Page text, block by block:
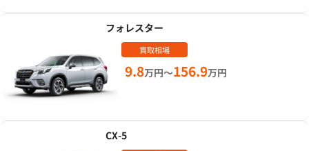
フォレスター
買取相場
9.8万円～156.9万円
CX-5